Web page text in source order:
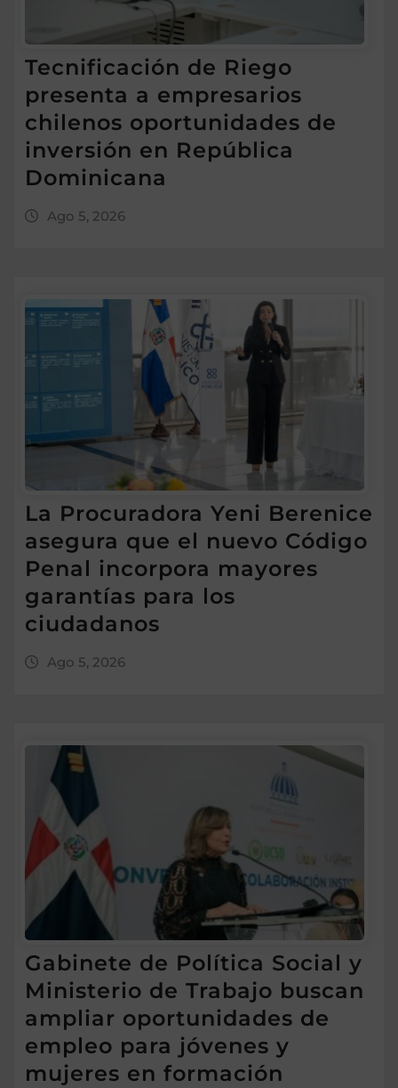
Tecnificación de Riego
presenta a empresarios
chilenos oportunidades de
inversión en República
Dominicana
Ago 5, 2026
La Procuradora Yeni Berenice
asegura que el nuevo Código
Penal incorpora mayores
garantías para los
ciudadanos
Ago 5, 2026
Gabinete de Política Social y
Ministerio de Trabajo buscan
ampliar oportunidades de
empleo para jóvenes y
mujeres en formación